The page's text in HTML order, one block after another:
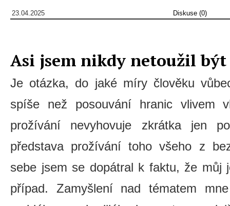
23.04.2025 Diskuse (0)
Asi jsem nikdy netoužil být
Je otázka, do jaké míry člověku
spíše než posouvání hranic vlivem
prožívání nevyhovuje zkrátka jen
představa prožívání toho všeho z
sebe jsem se dopátral k faktu, že můj
případ. Zamyšlení nad tématem